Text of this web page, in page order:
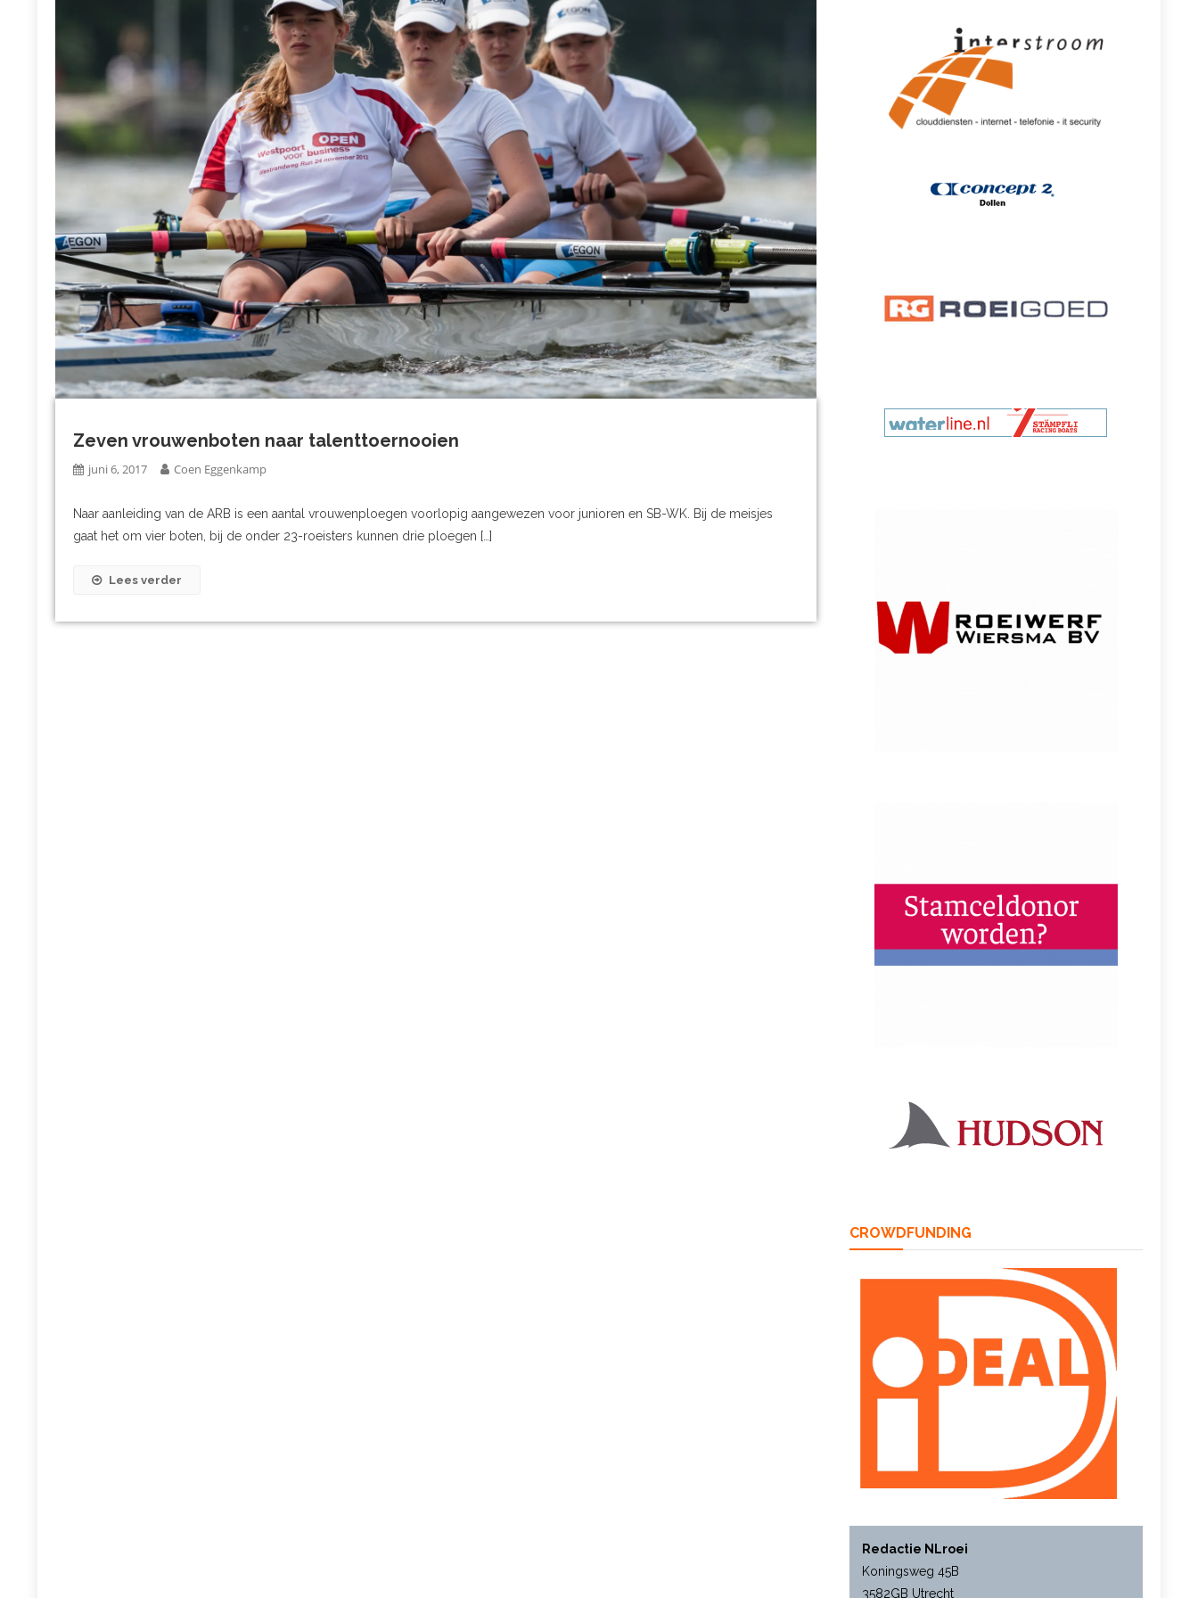
Zeven vrouwenboten naar talenttoernooien
juni 6, 2017 Coen Eggenkamp
Naar aanleiding van de ARB is een aantal vrouwenploegen voorlopig aangewezen voor junioren en SB-WK. Bij de meisjes
gaat het om vier boten, bij de onder 23-roeisters kunnen drie ploegen […]
Lees verder
CROWDFUNDING
Redactie NLroei
Koningsweg 45B
3582GB Utrecht